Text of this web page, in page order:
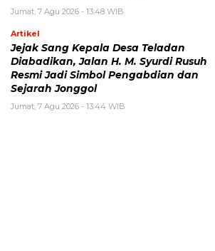
Jumat, 7 Agu 2026 - 13:48 WIB
Artikel
Jejak Sang Kepala Desa Teladan
Diabadikan, Jalan H. M. Syurdi Rusuh
Resmi Jadi Simbol Pengabdian dan
Sejarah Jonggol
Jumat, 7 Agu 2026 - 13:44 WIB